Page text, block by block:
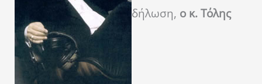
δήλωση, ο κ. Τόλης